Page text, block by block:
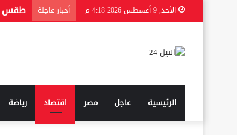
الأحد, 9 أغسطس 2026 4:18 م أخبار عاجلة من
الرئيسية عاجل مصر اقتصاد رياضة